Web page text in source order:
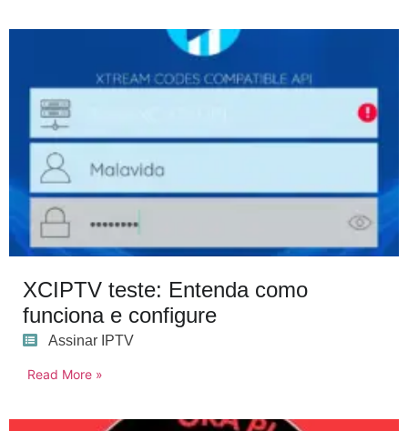
XCIPTV teste: Entenda como
funciona e configure
Assinar IPTV
Read More »